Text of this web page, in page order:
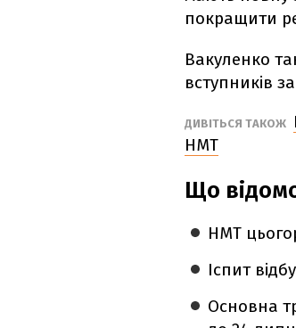
покращити
Вакуленко
вступників
ДИВІТЬСЯ ТАКОЖ
НМТ
Що
НМТ
Іспит
Основна